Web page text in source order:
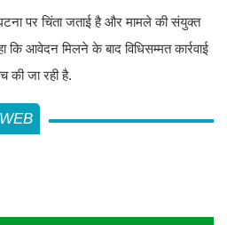
पर चिंता जताई है और मामले की संयुक्त
कि आवेदन मिलने के बाद विधिसम्मत कार्रवाई
की जा रही है.